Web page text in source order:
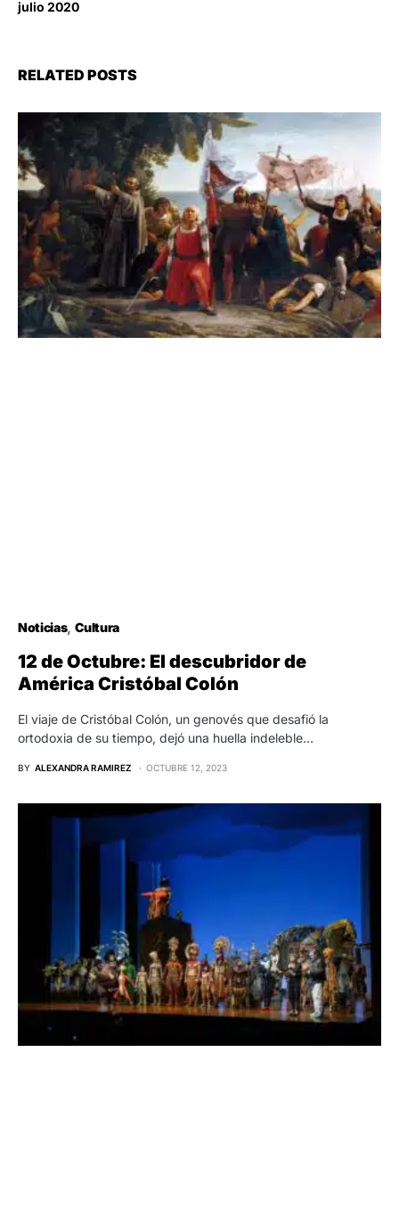
julio 2020
RELATED POSTS
Noticias Cultura
12 de Octubre: El descubridor de
América Cristóbal Colón
El viaje de Cristóbal Colón, un genovés que desafió la
ortodoxia de su tiempo, dejó una huella indeleble…
BY ALEXANDRA RAMIREZ OCTUBRE 12, 2023